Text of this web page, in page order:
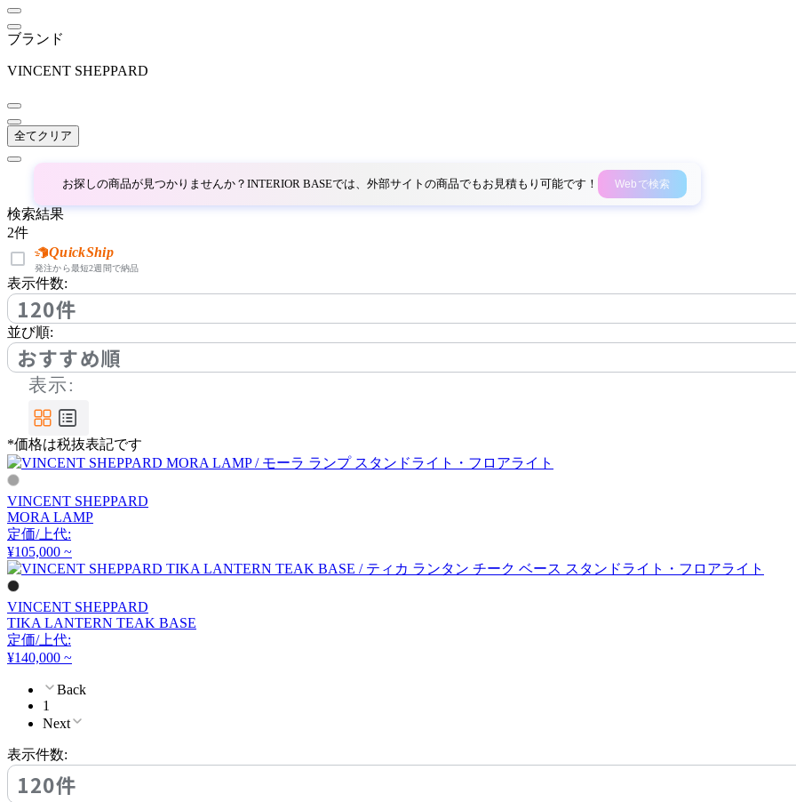
ディーシーダブリューエ
ディションズ
ディクラッセ
ELUX
エルックス
Estiluz
エスティルース
FLOS
フロス
FOSCARINI
フォスカリーニ
Frank Lloyd Wright
フランク ロイド ライト
FRITZ HANSEN
フリッツハンセン
ブランド
VINCENT SHEPPARD
全てクリア
お探しの商品が見つかりませんか？INTERIOR BASEでは、外部サイトの商品でもお見積もり可能です！ Webで検索
検索結果
2件
QuickShip
発注から最短2週間で納品
表示件数:
120件
並び順:
おすすめ順
表示:
*価格は税抜表記です
VINCENT SHEPPARD
MORA LAMP
定価/上代:
¥105,000 ~
VINCENT SHEPPARD
TIKA LANTERN TEAK BASE
定価/上代:
¥140,000 ~
Back
1
Next
表示件数:
120件